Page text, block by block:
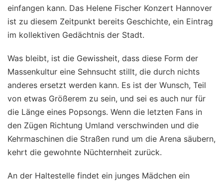
einfangen kann. Das Helene Fischer Konzert Hannover
ist zu diesem Zeitpunkt bereits Geschichte, ein Eintrag
im kollektiven Gedächtnis der Stadt.
Was bleibt, ist die Gewissheit, dass diese Form der
Massenkultur eine Sehnsucht stillt, die durch nichts
anderes ersetzt werden kann. Es ist der Wunsch, Teil
von etwas Größerem zu sein, und sei es auch nur für
die Länge eines Popsongs. Wenn die letzten Fans in
den Zügen Richtung Umland verschwinden und die
Kehrmaschinen die Straßen rund um die Arena säubern,
kehrt die gewohnte Nüchternheit zurück.
An der Haltestelle findet ein junges Mädchen ein